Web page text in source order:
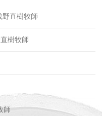
直樹牧師
樹牧師
師